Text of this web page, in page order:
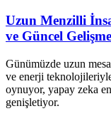
Uzun Menzilli
ve Güncel
Günümüzde uzun
ve enerji
oynuyor, yapay zeka
genişletiyor.